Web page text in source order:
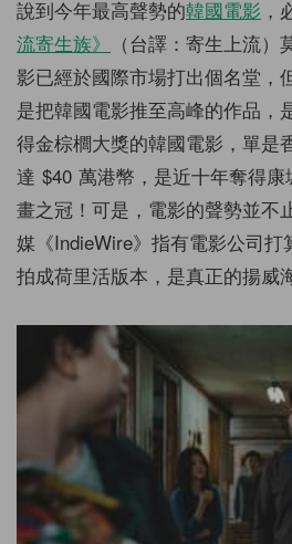
說到今年最高聲勢的韓國電影 ，
流寄生族》
（台譯：寄生上流
影已經於國際市場打出個名堂，
是把韓國電影推至高峰的作品，
得金棕櫚大獎的韓國電影，單是
達 $40 萬港幣，是近十年奪得
畫之冠！可是，電影的聲勢並不
媒《IndieWire》指有電影公司打
拍成荷里活版本，是真正的揚威